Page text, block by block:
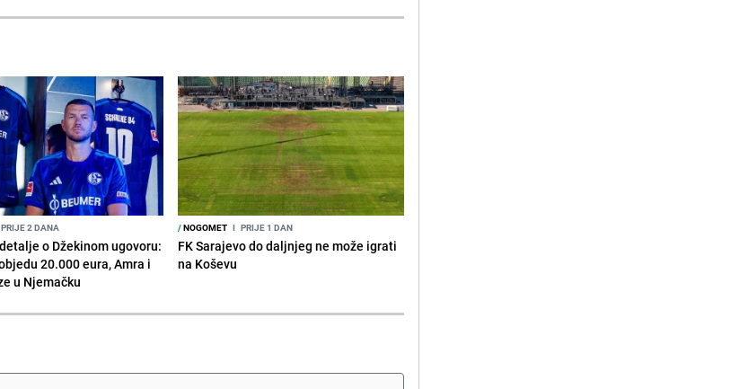
PRIJE 2 DANA
o Džekinom ugovoru:
20.000 eura, Amra i
u Njemačku
/NOGOMET I PRIJE 1 DAN
FK Sarajevo do daljnjeg ne može igrati
na Koševu